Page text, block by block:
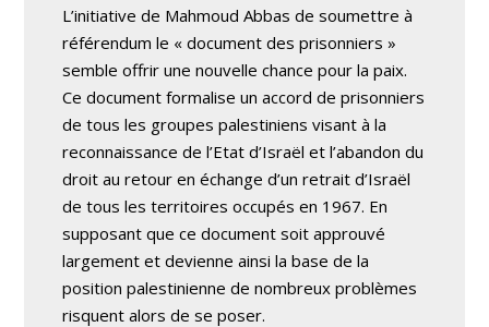
L’initiative de Mahmoud Abbas de soumettre à
référendum le « document des prisonniers »
semble offrir une nouvelle chance pour la paix.
Ce document formalise un accord de prisonniers
de tous les groupes palestiniens visant à la
reconnaissance de l’Etat d’Israël et l’abandon du
droit au retour en échange d’un retrait d’Israël
de tous les territoires occupés en 1967. En
supposant que ce document soit approuvé
largement et devienne ainsi la base de la
position palestinienne de nombreux problèmes
risquent alors de se poser.